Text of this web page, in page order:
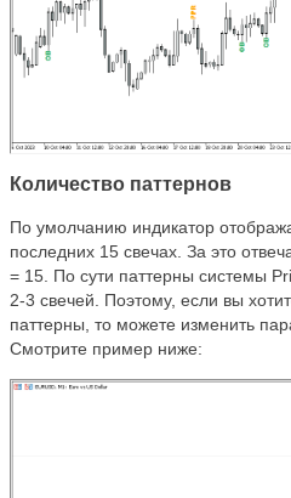
Количество паттернов
По умолчанию индикатор
последних 15 свечах. За это
= 15. По сути паттерны системы
2-3 свечей. Поэтому, если вы
паттерны, то можете изменить
Смотрите пример ниже: